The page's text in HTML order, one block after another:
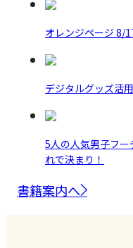
オレンジページ 8/
デジタルグッズ活
5人の人気男子フ
れで決まり！
書籍案内へ